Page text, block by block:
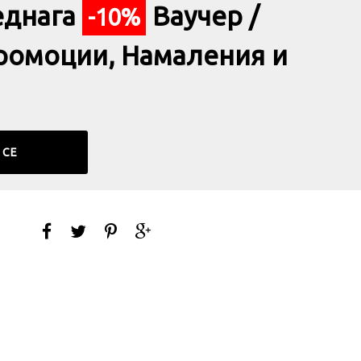
-10% Ваучер /
Намаления и